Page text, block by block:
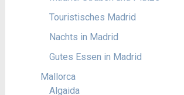
Touristisches Madrid
Nachts in Madrid
Gutes Essen in Madrid
Mallorca
Algaida